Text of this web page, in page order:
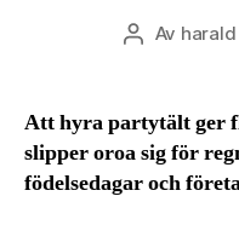
Av harald
Att hyra partytält ger
slipper oroa sig för
födelsedagar och